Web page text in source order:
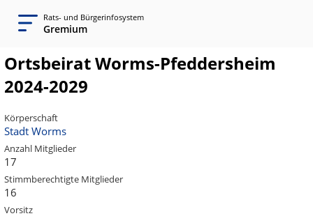
Rats- und Bürgerinfosystem
Gremium
Ortsbeirat Worms-Pfeddersheim
2024-2029
Körperschaft
Stadt Worms
Anzahl Mitglieder
17
Stimmberechtigte Mitglieder
16
Vorsitz